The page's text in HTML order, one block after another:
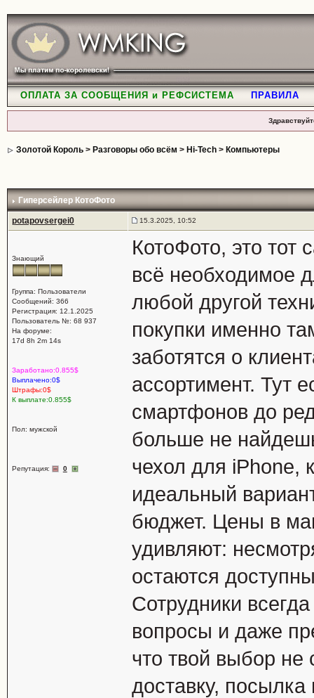
ОПЛАТА ЗА СООБЩЕНИЯ и РЕФСИСТЕМА ПРАВИЛА
Золотой Король> Разговоры обо всём > Hi-Tech> Компьютеры
Гиперсейлер КотоФото
potapovsergei0 15.3.2025, 10:52
Знающий
Группа: Пользователи
Сообщений: 366
Регистрация: 12.1.2025
Пользователь №: 68 937
На форуме:
17d 8h 2m 14s
Заработано:0.855$
Выплачено:0$
Штрафы:0$
К выплате:0.855$
Пол: мужской
Репутация: 0
КотоФото, это тот
всё необходимое
любой другой
покупки именно
заботятся о
ассортимент. Тут
смартфонов до
больше не
чехол для iPhone,
идеальный
бюджет. Цены в
удивляют:
остаются
Сотрудники
вопросы и даже
что твой выбор не
доставку,